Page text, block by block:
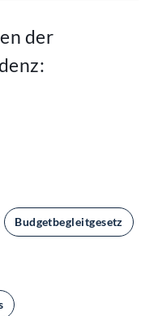
der
Budgetbegleitgesetz